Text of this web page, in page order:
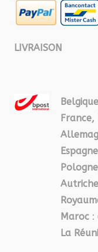
LIVRAISON
Belgique
France,
Maroc :
La